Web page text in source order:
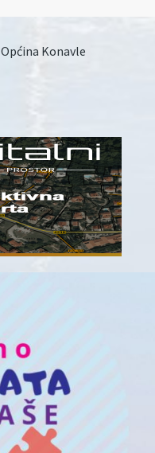
Općina Konavle